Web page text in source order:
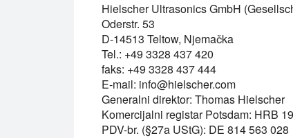
Hielscher Ultrasonics GmbH
Oderstr. 53
D-14513 Teltow, Njemačka
Tel.: +49 3328 437 420
faks: +49 3328 437 444
E-mail: info@hielscher.com
Generalni direktor: Thomas Hielscher
Komercijalni registar Potsdam: HRB
PDV-br. (§27a UStG): DE 814 563 028